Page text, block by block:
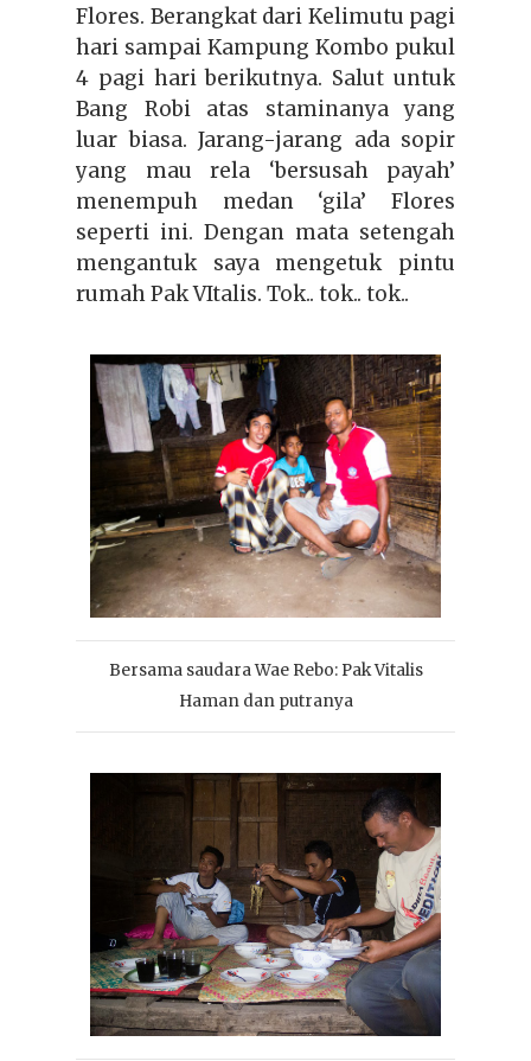
Flores. Berangkat dari Kelimutu pagi
hari sampai Kampung Kombo pukul
4 pagi hari berikutnya. Salut untuk
Bang Robi atas staminanya yang
luar biasa. Jarang-jarang ada sopir
yang mau rela ‘bersusah payah’
menempuh medan ‘gila’ Flores
seperti ini. Dengan mata setengah
mengantuk saya mengetuk pintu
rumah Pak VItalis. Tok.. tok.. tok..
Bersama saudara Wae Rebo: Pak Vitalis
Haman dan putranya